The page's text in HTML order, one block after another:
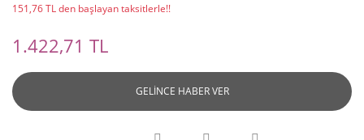
151,76 TL den başlayan taksitlerle!!
1.422,71 TL
GELİNCE HABER VER